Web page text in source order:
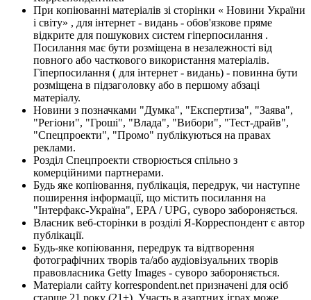
При копіюванні матеріалів зі сторінки « Новини України
і світу» , для інтернет - видань - обов'язкове пряме
відкрите для пошукових систем гіперпосилання .
Посилання має бути розміщена в незалежності від
повного або часткового використання матеріалів.
Гіперпосилання ( для інтернет - видань) - повинна бути
розміщена в підзаголовку або в першому абзаці
матеріалу.
Новини з позначками "Думка", "Експертиза", "Заява",
"Регіони", "Гроші", "Влада", "Вибори", "Тест-драйв",
"Спецпроекти", "Промо" публікуються на правах
реклами.
Розділ Спецпроекти створюється спільно з
комерційними партнерами.
Будь яке копіювання, публікація, передрук, чи наступне
поширення інформації, що містить посилання на
"Інтерфакс-Україна", EPA / UPG, суворо забороняється.
Власник веб-сторінки в розділі Я-Корреспондент є автор
публікації.
Будь-яке копіювання, передрук та відтворення
фотографічних творів та/або аудіовізуальних творів
правовласника Getty Images - суворо забороняється.
Матеріали сайту korrespondent.net призначені для осіб